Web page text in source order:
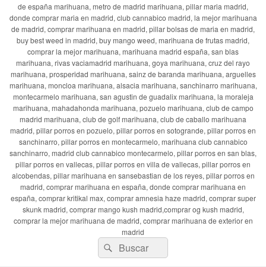
de españa marihuana, metro de madrid marihuana, pillar maria madrid,
donde comprar maria en madrid, club cannabico madrid, la mejor marihuana
de madrid, comprar marihuana en madrid, pillar bolsas de maria en madrid,
buy best weed in madrid, buy mango weed, marihuana de frutas madrid,
comprar la mejor marihuana, marihuana madrid españa, san blas
marihuana, rivas vaciamadrid marihuana, goya marihuana, cruz del rayo
marihuana, prosperidad marihuana, sainz de baranda marihuana, arguelles
marihuana, moncloa marihuana, alsacia marihuana, sanchinarro marihuana,
montecarmelo marihuana, san agustin de guadalix marihuana, la moraleja
marihuana, mahadahonda marihuana, pozuelo marihuana, club de campo
madrid marihuana, club de golf marihuana, club de caballo marihuana
madrid, pillar porros en pozuelo, pillar porros en sotogrande, pillar porros en
sanchinarro, pillar porros en montecarmelo, marihuana club cannabico
sanchinarro, madrid club cannabico montecarmelo, pillar porros en san blas,
pillar porros en vallecas, pillar porros en villa de vallecas, pillar porros en
alcobendas, pillar marihuana en sansebastian de los reyes, pillar porros en
madrid, comprar marihuana en españa, donde comprar marihuana en
españa, comprar kritikal max, comprar amnesia haze madrid, comprar super
skunk madrid, comprar mango kush madrid,comprar og kush madrid,
comprar la mejor marihuana de madrid, comprar marihuana de exterior en
madrid
Buscar
por:
Buscar